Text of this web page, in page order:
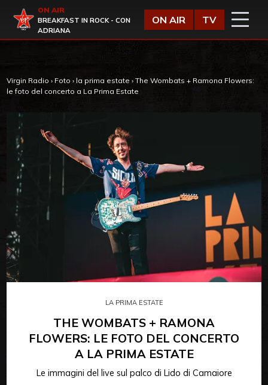
Virgin Radio
ON AIR
BREAKFAST IN ROCK - CON
ADRIANA
ON AIR TV
Virgin Radio › Foto › la prima estate › The Wombats + Ramona Flowers:
le foto del concerto a La Prima Estate
LA PRIMA ESTATE
THE WOMBATS + RAMONA
FLOWERS: LE FOTO DEL CONCERTO
A LA PRIMA ESTATE
Le immagini del live sul palco di Lido di Camaiore